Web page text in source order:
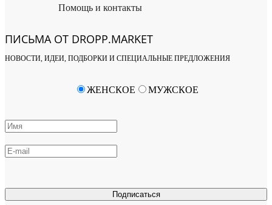
Помощь и контакты
ПИСЬМА ОТ DROPP.MARKET
НОВОСТИ, ИДЕИ, ПОДБОРКИ И СПЕЦИАЛЬНЫЕ ПРЕДЛОЖЕНИЯ
Подписаться
ЖЕНСКОЕ МУЖСКОЕ